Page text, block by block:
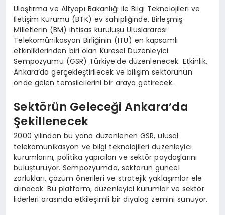
Ulaştırma ve Altyapı Bakanlığı ile Bilgi Teknolojileri ve
İletişim Kurumu (BTK) ev sahipliğinde, Birleşmiş
Milletlerin (BM) ihtisas kuruluşu Uluslararası
Telekomünikasyon Birliğinin (ITU) en kapsamlı
etkinliklerinden biri olan Küresel Düzenleyici
Sempozyumu (GSR) Türkiye’de düzenlenecek. Etkinlik,
Ankara’da gerçekleştirilecek ve bilişim sektörünün
önde gelen temsilcilerini bir araya getirecek.
Sektörün Geleceği Ankara’da
Şekillenecek
2000 yılından bu yana düzenlenen GSR, ulusal
telekomünikasyon ve bilgi teknolojileri düzenleyici
kurumlarını, politika yapıcıları ve sektör paydaşlarını
buluşturuyor. Sempozyumda, sektörün güncel
zorlukları, çözüm önerileri ve stratejik yaklaşımlar ele
alınacak. Bu platform, düzenleyici kurumlar ve sektör
liderleri arasında etkileşimli bir diyalog zemini sunuyor.